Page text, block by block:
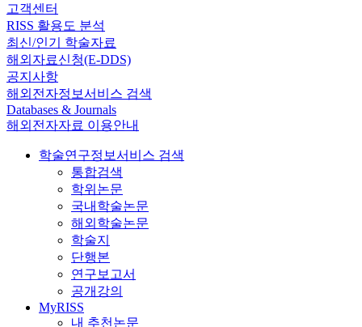
고객센터
RISS 활용도 분석
최신/인기 학술자료
해외자료신청(E-DDS)
공지사항
해외전자정보서비스 검색
Databases & Journals
해외전자자료 이용안내
학술연구정보서비스 검색
통합검색
학위논문
국내학술논문
해외학술논문
학술지
단행본
연구보고서
공개강의
MyRISS
내 추천논문